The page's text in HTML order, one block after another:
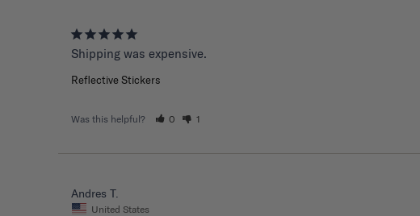
Shipping was expensive.
Reflective Stickers
Was this helpful? 0 1
Andres T.
United States